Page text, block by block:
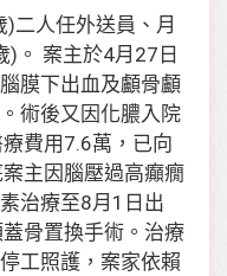
)二人任外送員、月
) 。 案主於4月 27 日
膜下出血及顱骨顱
術後又因化膿入院
費用7.6萬，已向
主因腦壓過高癲癇
治療至8月 1 日出
骨置換手術。治療
工照護，案家依賴